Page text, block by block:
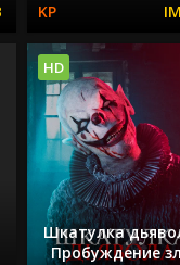
Шкатулка
Пробуждение
HD